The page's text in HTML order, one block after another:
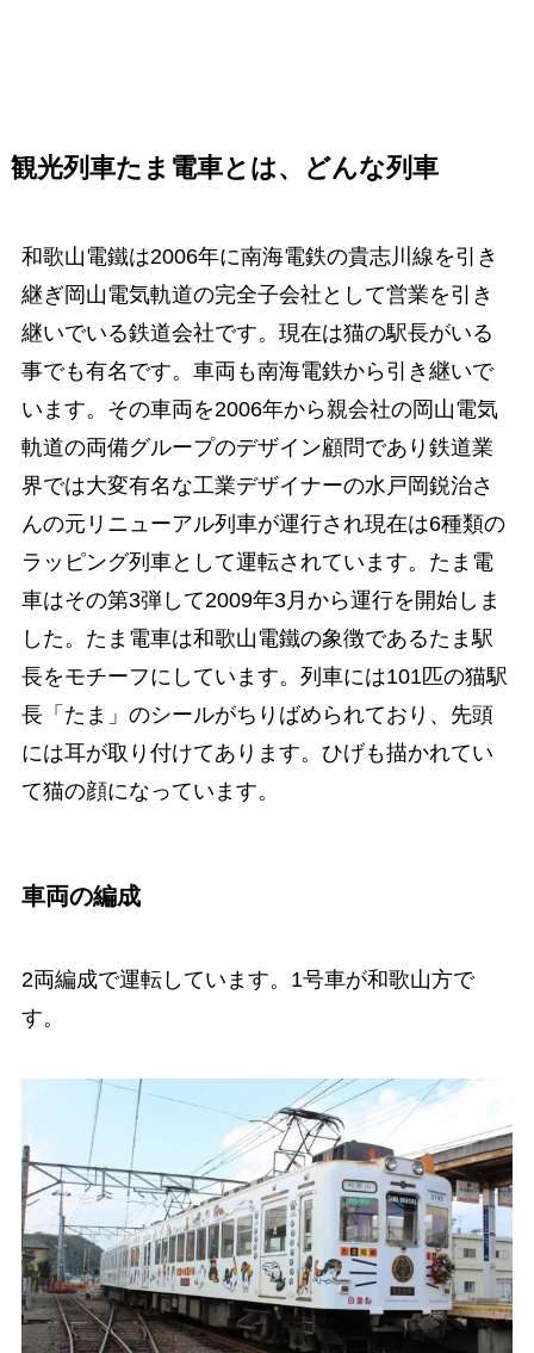
観光列車たま電車とは、どんな列車
和歌山電鐵は2006年に南海電鉄の貴志川線を引き
継ぎ岡山電気軌道の完全子会社として営業を引き
継いでいる鉄道会社です。現在は猫の駅長がいる
事でも有名です。車両も南海電鉄から引き継いで
います。その車両を2006年から親会社の岡山電気
軌道の両備グループのデザイン顧問であり鉄道業
界では大変有名な工業デザイナーの水戸岡鋭治さ
んの元リニューアル列車が運行され現在は6種類の
ラッピング列車として運転されています。たま電
車はその第3弾して2009年3月から運行を開始しま
した。たま電車は和歌山電鐵の象徴であるたま駅
長をモチーフにしています。列車には101匹の猫駅
長「たま」のシールがちりばめられており、先頭
には耳が取り付けてあります。ひげも描かれてい
て猫の顔になっています。
車両の編成
2両編成で運転しています。1号車が和歌山方で
す。